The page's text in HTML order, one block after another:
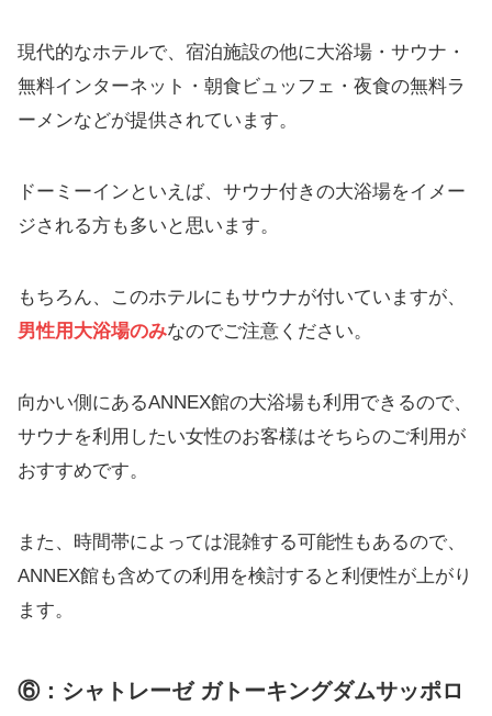
現代的なホテルで、宿泊施設の他に大浴場・サウナ・
無料インターネット・朝食ビュッフェ・夜食の無料ラ
ーメンなどが提供されています。
ドーミーインといえば、サウナ付きの大浴場をイメー
ジされる方も多いと思います。
もちろん、このホテルにもサウナが付いていますが、
男性用大浴場のみなのでご注意ください。
向かい側にあるANNEX館の大浴場も利用できるので、
サウナを利用したい女性のお客様はそちらのご利用が
おすすめです。
また、時間帯によっては混雑する可能性もあるので、
ANNEX館も含めての利用を検討すると利便性が上がり
ます。
⑥：シャトレーゼ ガトーキングダムサッポロ